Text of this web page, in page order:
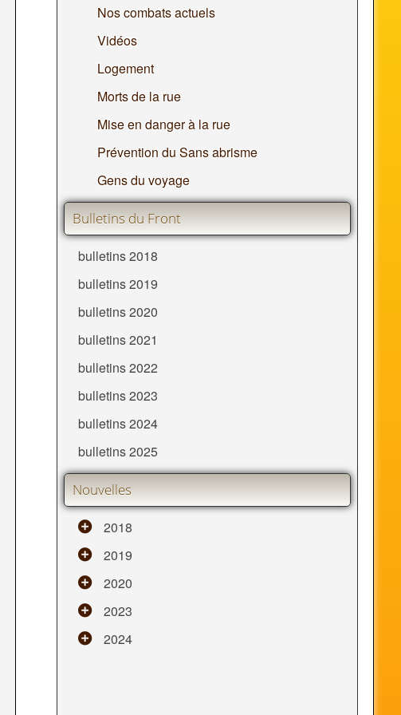
Nos combats actuels
Vidéos
Logement
Morts de la rue
Mise en danger à la rue
Prévention du Sans abrisme
Gens du voyage
Bulletins du Front
bulletins 2018
bulletins 2019
bulletins 2020
bulletins 2021
bulletins 2022
bulletins 2023
bulletins 2024
bulletins 2025
Nouvelles
2018
2019
2020
2023
2024